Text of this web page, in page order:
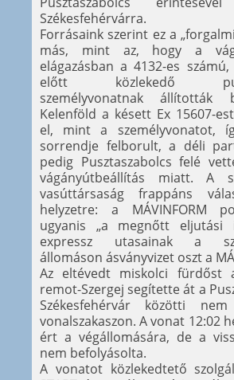
Székesfehérvárra.
Forrásaink szerint ez a
más, mint az, hogy a
elágazásban a 4132-es
előtt közlekedő
személyvonatnak állították
Kelenföld a késett Ex 15607-
el, mint a személyvonatot,
sorrendje felborult, a déli
pedig Pusztaszabolcs felé
vágányútbeállítás miatt. A
vasúttársaság frappáns
helyzetre: a MÁVINFORM
ugyanis „a megnőtt
expressz utasainak a
állomáson ásványvizet oszt a
Az eltévedt miskolci fürdőst
remot-Szergej segítette át a
Székesfehérvár közötti
vonalszakaszon. A vonat 12:02
ért a végállomására, de a
nem befolyásolta.
A vonatot közlekedtető